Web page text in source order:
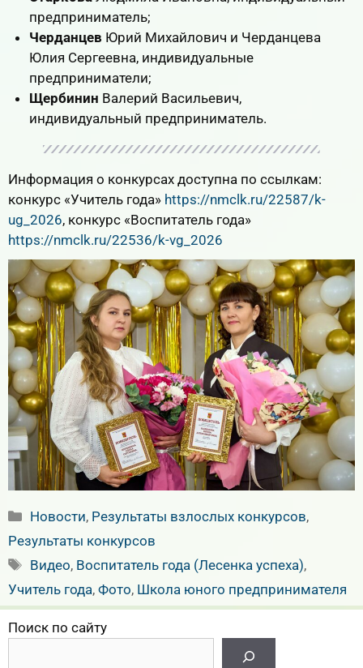
предприниматель;
Черданцев Юрий Михайлович и Черданцева
Юлия Сергеевна, индивидуальные
предприниматели;
Щербинин Валерий Васильевич,
индивидуальный предприниматель.
Информация о конкурсах доступна по ссылкам:
конкурс «Учитель года» https://nmclk.ru/22587/k-
ug_2026, конкурс «Воспитатель года»
https://nmclk.ru/22536/k-vg_2026
Рубрики
Новости, Результаты взлослых конкурсов,
Результаты конкурсов
Метки
Видео, Воспитатель года (Лесенка успеха),
Учитель года, Фото, Школа юного предпринимателя
Поиск по сайту